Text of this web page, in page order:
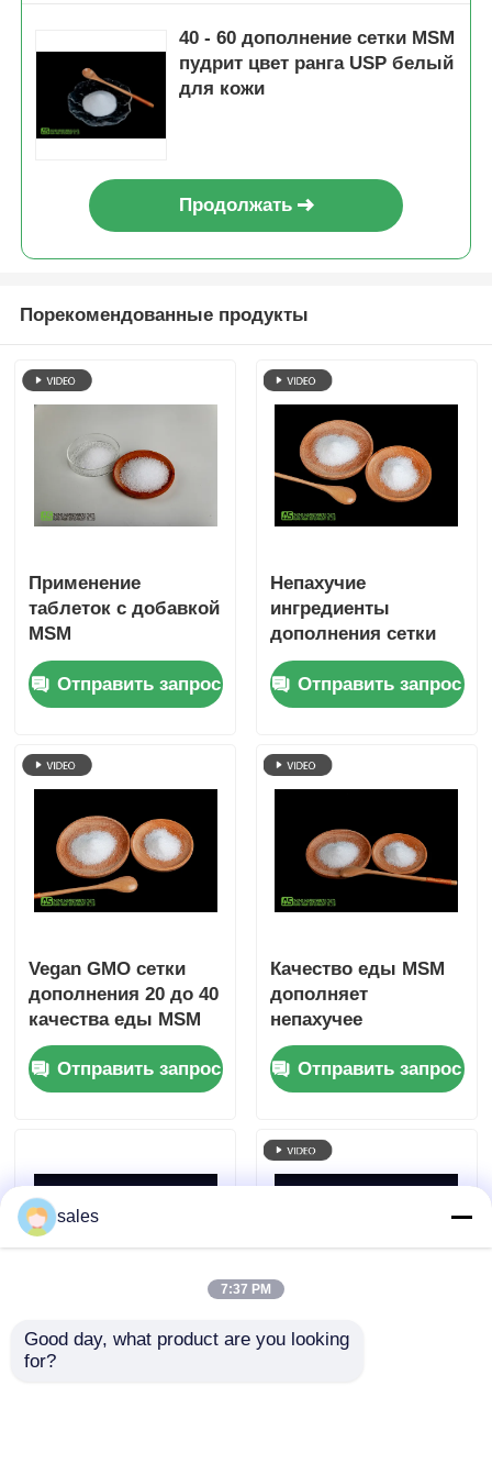
40 - 60 дополнение сетки MSM
пудрит цвет ранга USP белый
для кожи
Продолжать
Порекомендованные продукты
Применение
таблеток с добавкой
MSM
Отправить запрос
Непахучие
ингредиенты
дополнения сетки
дополнения 20 до 40
MSM совместные
Отправить запрос
Vegan GMO сетки
дополнения 20 до 40
качества еды MSM
свободный для
совместного
облегчения боли
Отправить запрос
Качество еды MSM
дополняет
непахучее
содержание воды
0,1% 20 до 40 сеток
Отправить запрос
Пищевые
Белый порошок 40
sales
7:37 PM
Good day, what product are you looking
for?